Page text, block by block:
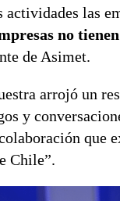
actividades las
no
de Asimet.
arrojó un
y
que
Chile”.